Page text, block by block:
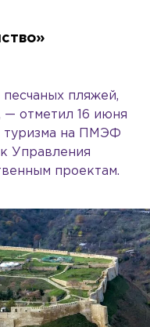
пляжей,
— отметил 16 июня
туризма на ПМЭФ
Управления
проектам.